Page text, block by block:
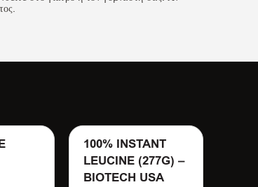
100% INSTANT
LEUCINE (277G) –
BIOTECH USA